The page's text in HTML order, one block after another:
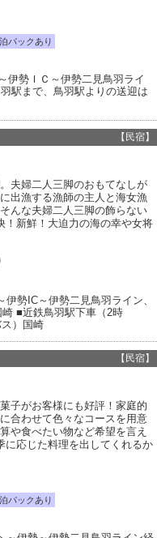
パックあり
伊勢ＩＣ～伊勢二見鳥羽ライ
駅まで、鳥羽駅よりの送迎は
【民宿】
夫婦二人三脚のおもてなしが
漁する漁師の主人と海女漁
んな夫婦二人三脚の飾らない
！新鮮！大迫力の海の幸や女将
勢IC～伊勢二見鳥羽ライン、
■近鉄鳥羽駅下車（2時
）国崎
【民宿】
子がお客様にも好評！家庭的
わせて色々なコースを用意
や食べたい物など希望を言え
に応じた料理を出してくれるか
パックあり